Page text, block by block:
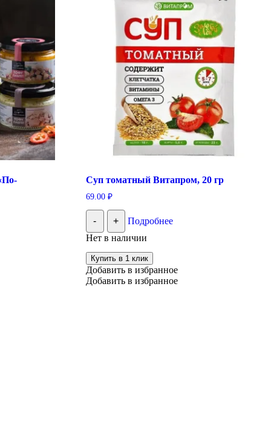
Суп томатный Витапром, 20 гр
69.00 ₽
- +
Подробнее
Нет в наличии
Купить в 1 клик
Добавить в избранное
Добавить в избранное